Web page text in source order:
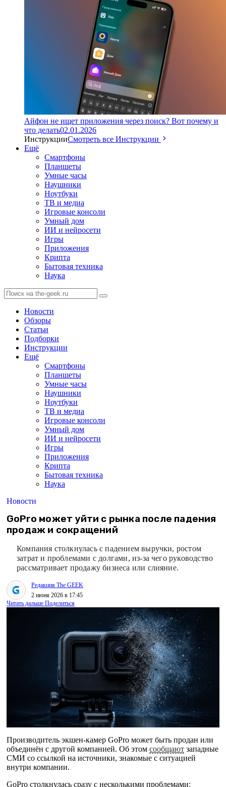
Айфон не ищет приложения через поиск? Вот почему и
что делать02.01.2026
ИнструкцииСмотреть все Инструкции
Ещё
Смартфоны
Планшеты
Умные часы
Наушники
Ноутбуки
ТВ и медиа
Игровые консоли
Умный дом
ИИ и нейросети
Игры
Приложения
Крипта
Бытовая техника
Наука
Новости
Обзоры
Статьи
Подборки
Инструкции
Ещё
Смартфоны
Планшеты
Умные часы
Наушники
Ноутбуки
ТВ и медиа
Игровые консоли
Умный дом
ИИ и нейросети
Игры
Приложения
Крипта
Бытовая техника
Наука
Новости
GoPro может уйти с рынка после падения
продаж и сокращений
Компания столкнулась с падением выручки, ростом
затрат и проблемами с долгами, из-за чего руководство
рассматривает продажу бизнеса или слияние.
Редакция The GEEK
2 июня 2026 в 17:45
Читать дальше Поделиться
Производитель экшен-камер GoPro может быть продан или
объединён с другой компанией. Об этом сообщают западные
СМИ со ссылкой на источники, знакомые с ситуацией
внутри компании.
GoPro столкнулась сразу с несколькими проблемами: